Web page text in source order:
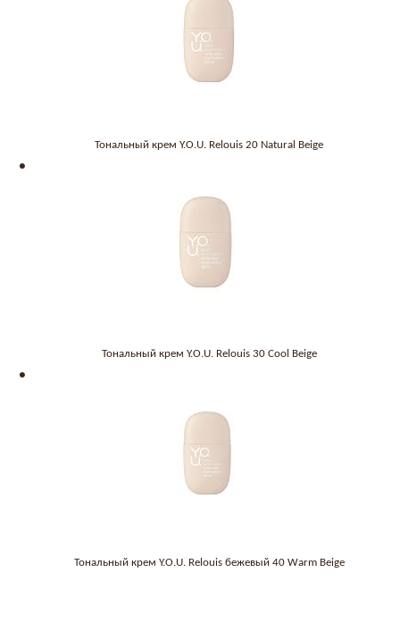
Тональный крем Y.O.U. Relouis 20 Natural Beige
Тональный крем Y.O.U. Relouis 30 Cool Beige
Тональный крем Y.O.U. Relouis бежевый 40 Warm Beige